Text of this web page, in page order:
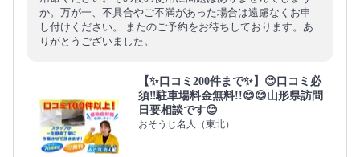
か。万が一、不具合やご不満があった場合は遠慮なくお申
し付けください。 またのご予約をお待ちしております。あ
りがとうございました。
【✨口コミ200件まで✨】😊口コミ必
須‼️駐車場料金無料!!😊😊山形県訪問
日要相談です😊
おそうじ名人（東北）